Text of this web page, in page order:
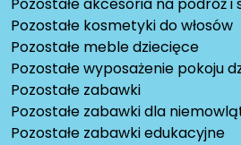
Pozostałe kosmetyki do włosów
Pozostałe meble dziecięce
Pozostałe wyposażenie pokoju
Pozostałe zabawki
Pozostałe zabawki dla
Pozostałe zabawki edukacyjne